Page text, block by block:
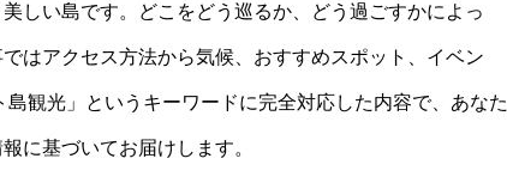
しい島です。どこをどう巡るか、どう過ごすかによっ
はアクセス方法から気候、おすすめスポット、イベン
観光」というキーワードに完全対応した内容で、あなた
に基づいてお届けします。